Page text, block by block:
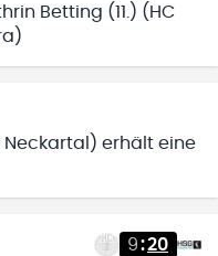
Betting (11.) (HC
Neckartal) erhält eine
9:20